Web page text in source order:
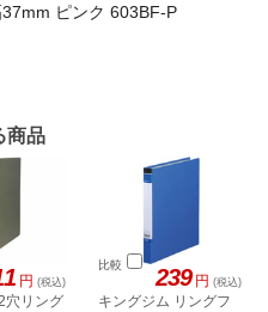
ピンク 603BF-P
商品
円 (税込)
穴リング
比較 239 円 (税込)
キングジム リングフ